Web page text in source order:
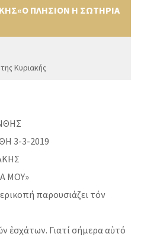
ΠΛΗΣΙΟΝ Η ΣΩΤΗΡΙΑ
Κυριακής
3-3-2019
ΜΟΥ»
παρουσιάζει τόν
ἐσχάτων. Γιατί σήμερα αὐτό